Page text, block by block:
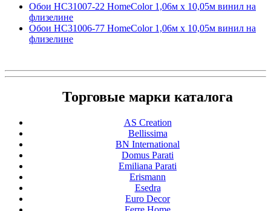
Обои HC31007-22 HomeColor 1,06м х 10,05м винил на
флизелине
Обои HC31006-77 HomeColor 1,06м х 10,05м винил на
флизелине
Торговые марки каталога
AS Creation
Bellissima
BN International
Domus Parati
Emiliana Parati
Erismann
Esedra
Euro Decor